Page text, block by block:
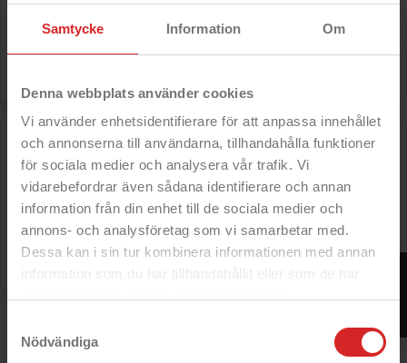
Samtycke Information Om
Denna webbplats använder cookies
Vi använder enhetsidentifierare för att anpassa innehållet
och annonserna till användarna, tillhandahålla funktioner
för sociala medier och analysera vår trafik. Vi
vidarebefordrar även sådana identifierare och annan
information från din enhet till de sociala medier och
annons- och analysföretag som vi samarbetar med.
Dessa kan i sin tur kombinera informationen med annan
information som du har tillhandahållit eller som de har
Nödvändiga
Det finns 1 produkt
Streetz True Wireless gamingheadset in-ear
-50 KR
- Äkta trådlöst ljud
- In-ear headset för gaming
- 4 timmars batteritid + 11 timmar i
etuiet
- Laddas på bara två timmar
Rek: 400 kr
199 kr 